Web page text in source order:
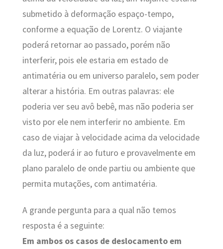
submetido à deformação espaço-tempo,
conforme a equação de Lorentz. O viajante
poderá retornar ao passado, porém não
interferir, pois ele estaria em estado de
antimatéria ou em universo paralelo, sem poder
alterar a história. Em outras palavras: ele
poderia ver seu avô bebê, mas não poderia ser
visto por ele nem interferir no ambiente. Em
caso de viajar à velocidade acima da velocidade
da luz, poderá ir ao futuro e provavelmente em
plano paralelo de onde partiu ou ambiente que
permita mutações, com antimatéria.
A grande pergunta para a qual não temos
resposta é a seguinte:
Em ambos os casos de deslocamento em